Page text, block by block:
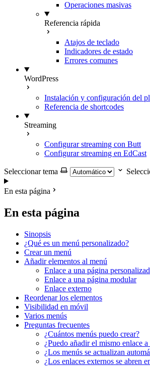
Operaciones masivas
Referencia rápida
Atajos de teclado
Indicadores de estado
Errores comunes
WordPress
Instalación y configuración del
Referencia de shortcodes
Streaming
Configurar streaming con Butt
Configurar streaming en EdCast
Seleccionar tema
En esta página
En esta página
Sinopsis
¿Qué es un menú personalizado?
Crear un menú
Añadir elementos al menú
Enlace a una página
Enlace a una página modular
Enlace externo
Reordenar los elementos
Visibilidad en móvil
Varios menús
Preguntas frecuentes
¿Cuántos menús puedo crear?
¿Puedo añadir el mismo enlace
¿Los menús se actualizan
¿Los enlaces externos se abren